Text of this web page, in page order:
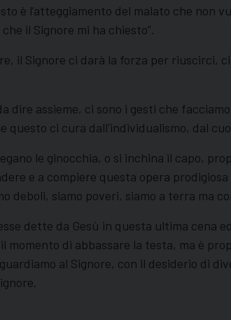
è l’atteggiamento del malato che
il Signore mi ha chiesto”.
il Signore ci darà la forza per riuscirci,
dire assieme, ci sono i gesti che
questo ci cura dall’individualismo, dal
le ginocchia, o si inchina il capo,
e a compiere questa opera
deboli, siamo poveri, siamo a terra ma
dette da Gesù in questa ultima cena
momento di abbassare la testa, ma è
al Signore, con il desiderio di